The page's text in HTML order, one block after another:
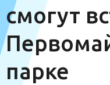
смогут
парке